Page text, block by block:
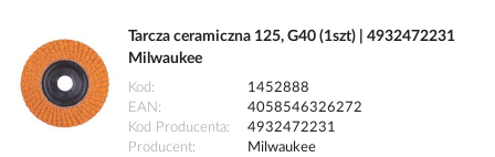
Tarcza ceramiczna 125, G40 (1szt) | 4932472231
Milwaukee
Kod
1452888
EAN
4058546326272
Kod Producenta
4932472231
Producent
Milwaukee